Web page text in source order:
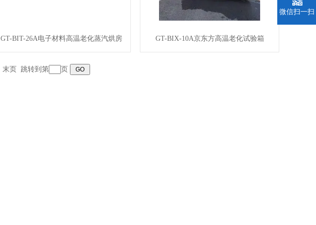
GT-BIT-26A电子材料高温老化蒸汽烘房 GT-BIX-10A京东方高温老化试验箱
末页 跳转到第 页
微信扫一扫